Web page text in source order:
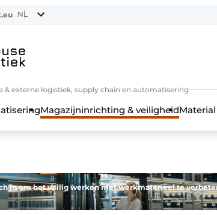
NL
externe logistiek, supply chain en automatisering
Magazijninrichting & veiligheid
in om het veilig werken met werkmaterieel te